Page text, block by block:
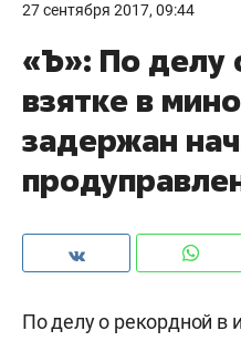
27 сентября 2017, 09:44
«Ъ»: По делу
взятке в
задержан
По делу о рекордной в